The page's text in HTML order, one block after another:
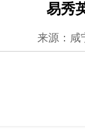
易秀
来源：咸